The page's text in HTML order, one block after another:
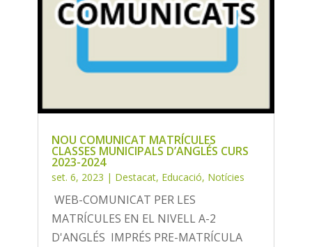
NOU COMUNICAT MATRÍCULES
CLASSES MUNICIPALS D’ANGLÉS CURS
2023-2024
set. 6, 2023 | Destacat, Educació, Notícies
WEB-COMUNICAT PER LES
MATRÍCULES EN EL NIVELL A-2
D'ANGLÉS IMPRÉS PRE-MATRÍCULA